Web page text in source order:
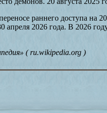
раннего доступа
апреля 2026 года. В 2026
( ru.wikipedia.org )